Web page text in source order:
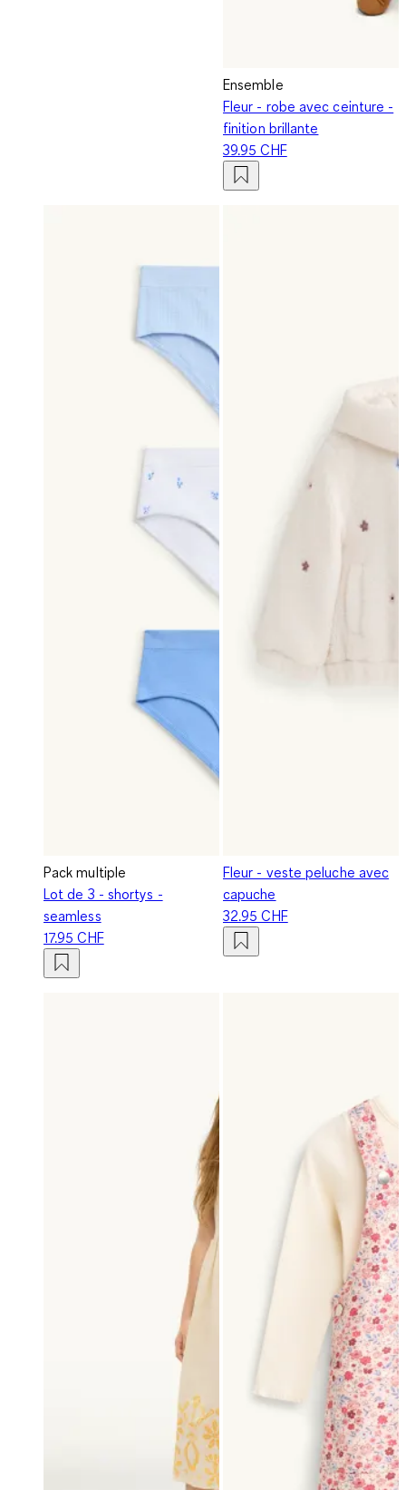
Ensemble
Fleur - robe avec ceinture -
finition brillante
39.95 CHF
Pack multiple
Lot de 3 - shortys -
seamless
17.95 CHF
Fleur - veste peluche avec
capuche
32.95 CHF